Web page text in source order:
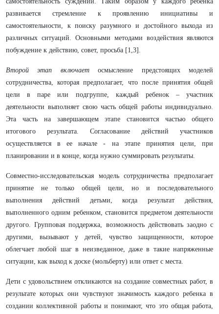
развивается стремление к проявлению инициативы и
самостоятельности, к поиску разумного и достойного выхода из
различных ситуаций. Основными методами воздействия являются
побуждение к действию, совет, просьба [1,3].
Второй этап включает
осмысление предстоящих моделей
сотрудничества, которая предполагает, что после принятия общей
цели в паре или подгруппе, каждый ребенок – участник
деятельности выполняет свою часть общей работы индивидуально.
Эта часть на завершающем этапе становится частью общего
итогового результата. Согласование действий участников
осуществляется в ее начале - на этапе принятия цели, при
планировании и в конце, когда нужно суммировать результаты.
Совместно-исследовательская модель сотрудничества предполагает
принятие не только общей цели, но и последовательного
выполнения действий детьми, когда результат действия,
выполненного одним ребенком, становится предметом деятельности
другого. Групповая поддержка, возможность действовать заодно с
другими, вызывают у детей, чувство защищенности, которое
облегчает любой шаг в неизведанное, даже в такие напряженные
ситуации, как выход к доске (мольберту) или ответ с места.
Дети с удовольствием откликаются на создание совместных работ, в
результате которых они чувствуют значимость каждого ребенка в
создании коллективной работы и понимают, что это общая работа,